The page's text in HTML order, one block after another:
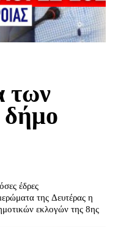
των
δήμο
έδρες
της Δευτέρας η
εκλογών της 8ης